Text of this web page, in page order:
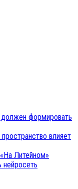
формировать
пространство влияет
Литейном»
нейросеть